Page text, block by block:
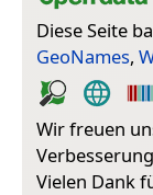
Diese Seite
GeoNames,
Wir freuen
Vielen Dank